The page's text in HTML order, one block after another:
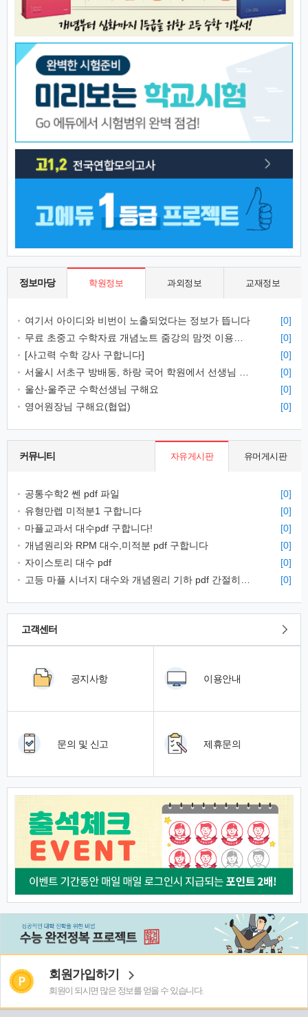
정보마당 학원정보 과외정보 교재정보
여기서 아이디와 비번이 노출되었다는 정보가 뜹니다
[0]
[0]
[사고력 수학 강사 구합니다]
[0]
[0]
울산-울주군 수학선생님 구해요
[0]
영어원장님 구해요(협업)
[0]
커뮤니티 자유게시판 유머게시판
공통수학2 쎈 pdf 파일
[0]
유형만렙 미적분1 구합니다
[0]
마플교과서 대수pdf 구합니다!
[0]
개념원리와 RPM 대수,미적분 pdf 구합니다
[0]
자이스토리 대수 pdf
[0]
[0]
고객센터
공지사항 이용안내
문의 및 신고 제휴문의
회원가입하기
회원이 되시면 많은 정보를 얻을 수 있습니다.